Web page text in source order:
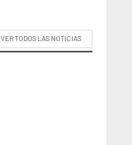
VER TODOS LAS NOTICIAS